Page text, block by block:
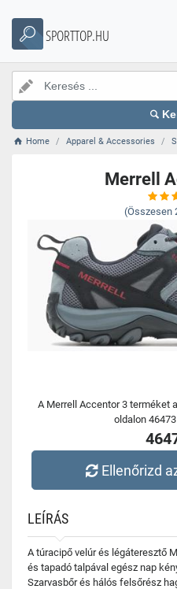
SPORTTOP.HU
Home Apparel & Accessories
Merrell
(Összesen
A Merrell Accentor 3 terméket
oldalon
Ellenőrizd
LEÍRÁS
A túracipő velúr és légáteresztő
és tapadó talpával egész nap
Szarvasbőr és hálós felsőrész